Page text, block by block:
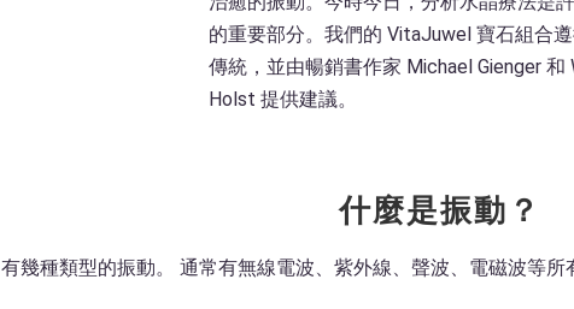
的重要部分。我們的 VitaJuwel 寶石組合
傳統，並由暢銷書作家 Michael Gienger 和
Holst 提供建議。
什麼是振動？
有幾種類型的振動。 通常有無線電波、紫外線、聲波、電磁波等所